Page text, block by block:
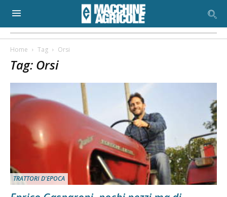
Home Tag Orsi
Tag: Orsi
TRATTORI D'EPOCA